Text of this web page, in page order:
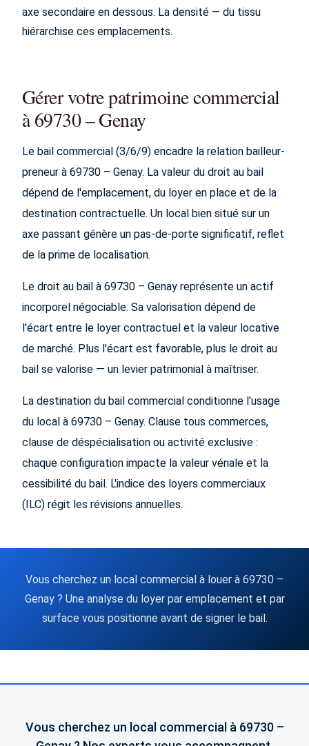
axe secondaire en dessous. La densité — du tissu
hiérarchise ces emplacements.
Gérer votre patrimoine commercial
à 69730 – Genay
Le bail commercial (3/6/9) encadre la relation bailleur-
preneur à 69730 – Genay. La valeur du droit au bail
dépend de l'emplacement, du loyer en place et de la
destination contractuelle. Un local bien situé sur un
axe passant génère un pas-de-porte significatif, reflet
de la prime de localisation.
Le droit au bail à 69730 – Genay représente un actif
incorporel négociable. Sa valorisation dépend de
l'écart entre le loyer contractuel et la valeur locative
de marché. Plus l'écart est favorable, plus le droit au
bail se valorise — un levier patrimonial à maîtriser.
La destination du bail commercial conditionne l'usage
du local à 69730 – Genay. Clause tous commerces,
clause de déspécialisation ou activité exclusive :
chaque configuration impacte la valeur vénale et la
cessibilité du bail. L'indice des loyers commerciaux
(ILC) régit les révisions annuelles.
Vous cherchez un local commercial à louer à 69730 –
Genay ? Une analyse du loyer par emplacement et par
surface vous positionne avant de signer le bail.
Vous cherchez un local commercial à 69730 –